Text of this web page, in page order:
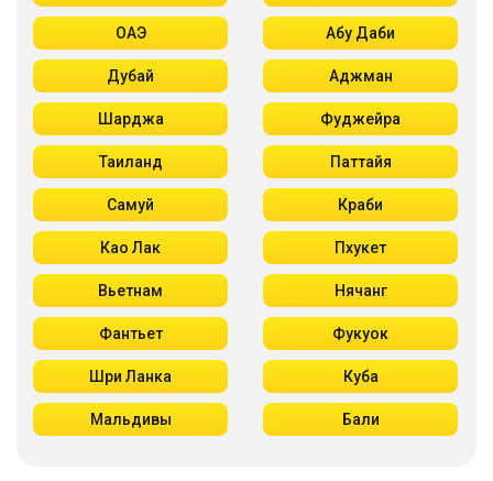
ОАЭ Абу Даби
Дубай Аджман
Шарджа Фуджейра
Таиланд Паттайя
Самуй Краби
Као Лак Пхукет
Вьетнам Нячанг
Фантьет Фукуок
Шри Ланка Куба
Мальдивы Бали